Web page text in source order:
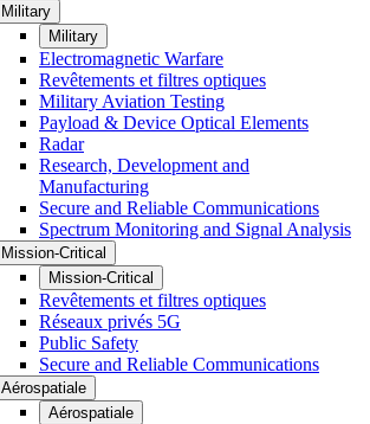
Military
Military
Electromagnetic Warfare
Revêtements et filtres optiques
Military Aviation Testing
Payload & Device Optical Elements
Radar
Research, Development and
Manufacturing
Secure and Reliable Communications
Spectrum Monitoring and Signal Analysis
Mission-Critical
Mission-Critical
Revêtements et filtres optiques
Réseaux privés 5G
Public Safety
Secure and Reliable Communications
Aérospatiale
Aérospatiale